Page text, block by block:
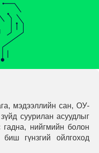
мэдээллийн сан, ОУ-
суурилан асуудлыг
гадна, нийгмийн болон
биш гүнзгий ойлгоход